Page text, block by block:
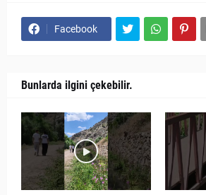
Facebook
Bunlarda ilgini çekebilir.